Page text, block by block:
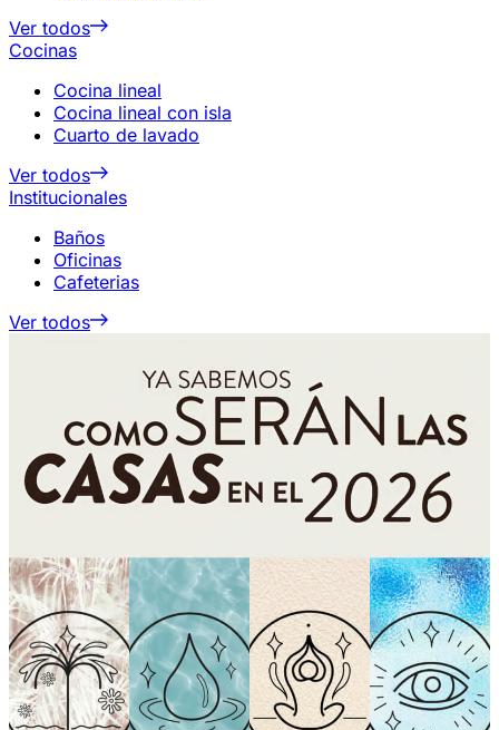
Ver todos
Cocinas
Cocina lineal
Cocina lineal con isla
Cuarto de lavado
Ver todos
Institucionales
Baños
Oficinas
Cafeterias
Ver todos